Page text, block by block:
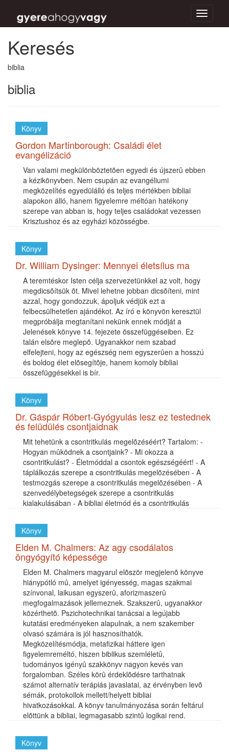
Toggle
Keresés
biblia
biblia
Könyv
Gordon Martinborough: Családi élet
evangélizáció
Van valami megkülönböztetõen egyedi és újszerû ebben
a kézikönyvben. Nem csupán az evangéliumi
megközelítés egyedülálló és teljes mértékben bibliai
alapokon álló, hanem figyelemre méltóan hatékony
szerepe van abban is, hogy teljes családokat vezessen
Krisztushoz és az egyházi közösségbe.
Könyv
Dr. William Dysinger: Mennyei életsílus ma
A teremtéskor Isten célja szervezetünkkel az volt, hogy
megdicsõítsük õt. Mivel lehetne jobban dicsõíteni, mint
azzal, hogy gondozzuk, ápoljuk védjük ezt a
felbecsülhetetlen ajándékot. Az író e könyvön keresztül
megpróbálja megtanítani nekünk ennek módját a
Jelenések könyve 14. fejezete összefüggéseiben. Ez
talán elsõre meglepõ. Ugyanakkor nem szabad
elfelejteni, hogy az egészség nem egyszerûen a hosszú
és boldog élet elõsegítõje, hanem komoly bibliai
összefüggésekkel is bír.
Könyv
Dr. Gáspár Róbert-Gyógyulás lesz ez testednek
és felüdülés csontjaidnak
Mit tehetünk a csontritkulás megelõzéséért? Tartalom: -
Hogyan mûködnek a csontjaink? - Mi okozza a
csontritkulást? - Életmóddal a csontok egészségéért! - A
táplálkozás szerepe a csontritkulás megelõzésében - A
testmozgás szerepe a csontritkulás megelõzésében - A
szenvedélybetegségek szerepe a csontritkulás
kialakulásában - A bibliai életmód és a csontritkulás
Könyv
Elden M. Chalmers: Az agy csodálatos
öngyógyító képessége
Elden M. Chalmers magyarul elõször megjelenõ könyve
hiánypótló mû, amelyet igényesség, magas szakmai
színvonal, laikusan egyszerû, aforizmaszerû
megfogalmazások jellemeznek. Szakszerû, ugyanakkor
közérthetõ. Pszichotechnikai tanácsai a legújabb
kutatási eredményeken alapulnak, a nem szakember
olvasó számára is jól hasznosíthatók.
Megközelítésmódja, metafizikai háttere igen
figyelemreméltó, hiszen biblikus szemléletû,
tudományos igényû szakkönyv nagyon kevés van
forgalomban. Széles körû érdeklõdésre tarthatnak
számot alternatív terápiás javaslatai, az érvényben levõ
sémák, protokollok mellett/helyett bibliai
hivatkozásokkal. A könyv tanulmányozása során feltárul
elõttünk a bibliai, legmagasabb szintû logikai rend.
Könyv